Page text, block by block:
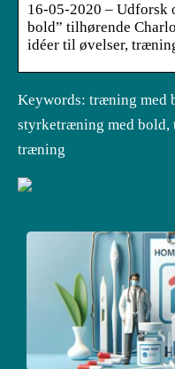
16-05-2020 – Udforsk
bold” tilhørende
idéer til øvelser,
Keywords: træning med
styrketræning med
træning